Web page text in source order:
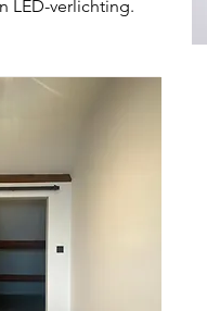
LED-verlichting.